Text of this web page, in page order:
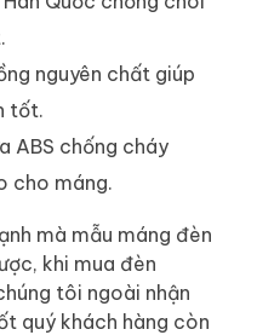
nguyên chất giúp
tốt.
ABS chống cháy
cho máng.
mà mẫu máng đèn
khi mua đèn
tôi ngoài nhận
quý khách hàng còn